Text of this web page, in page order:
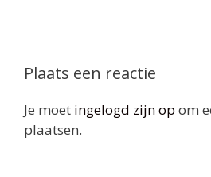
Plaats een reactie
Je moet ingelogd zijn op om
plaatsen.